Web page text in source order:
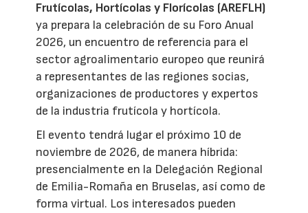
Frutícolas, Hortícolas y Florícolas (AREFLH)
ya prepara la celebración de su Foro Anual
2026, un encuentro de referencia para el
sector agroalimentario europeo que reunirá
a representantes de las regiones socias,
organizaciones de productores y expertos
de la industria frutícola y hortícola.
El evento tendrá lugar el próximo 10 de
noviembre de 2026, de manera híbrida:
presencialmente en la Delegación Regional
de Emilia-Romaña en Bruselas, así como de
forma virtual. Los interesados pueden